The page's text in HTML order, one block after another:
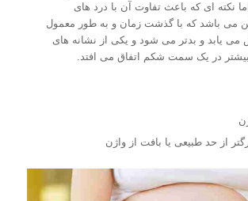
نکته ای که باعث تفاوت آن با درد های
می باشد که با گذشت زمان و به طور معمول
می یابد و بدتر می شود و یکی از نشانه های
در یک سمت شکم اتفاق می افتد.
از حد طبیعی یا بافت از واژن